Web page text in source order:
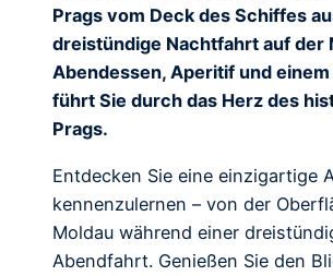
Prags vom Deck des Schiffes
dreistündige Nachtfahrt auf der
Abendessen, Aperitif und
führt Sie durch das Herz des
Prags.
Entdecken Sie eine einzigartige
kennenzulernen – von der
Moldau während einer
Abendfahrt. Genießen Sie den